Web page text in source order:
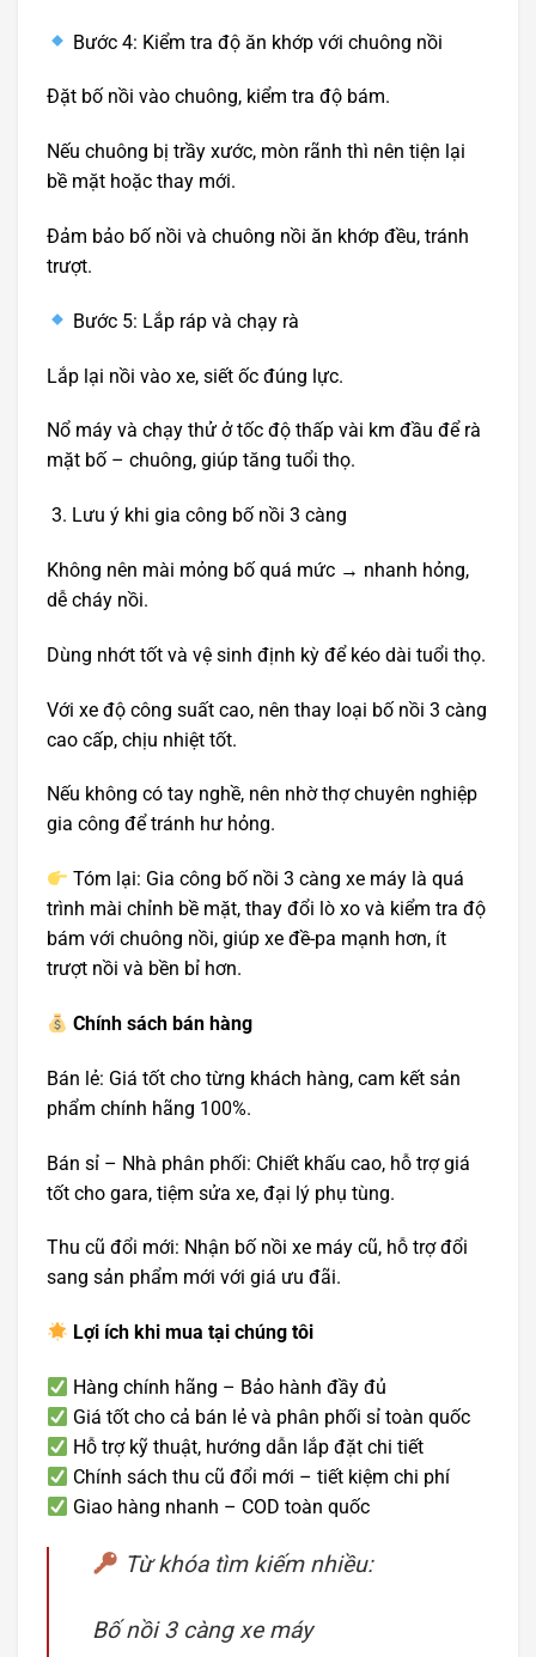
Bước 4: Kiểm tra độ ăn khớp với chuông nồi
Đặt bố nồi vào chuông, kiểm tra độ bám.
Nếu chuông bị trầy xước, mòn rãnh thì nên tiện lại
bề mặt hoặc thay mới.
Đảm bảo bố nồi và chuông nồi ăn khớp đều, tránh
trượt.
Bước 5: Lắp ráp và chạy rà
Lắp lại nồi vào xe, siết ốc đúng lực.
Nổ máy và chạy thử ở tốc độ thấp vài km đầu để rà
mặt bố – chuông, giúp tăng tuổi thọ.
Lưu ý khi gia công bố nồi 3 càng
Không nên mài mỏng bố quá mức → nhanh hỏng,
dễ cháy nồi.
Dùng nhớt tốt và vệ sinh định kỳ để kéo dài tuổi thọ.
Với xe độ công suất cao, nên thay loại bố nồi 3 càng
cao cấp, chịu nhiệt tốt.
Nếu không có tay nghề, nên nhờ thợ chuyên nghiệp
gia công để tránh hư hỏng.
Tóm lại: Gia công bố nồi 3 càng xe máy là quá
trình mài chỉnh bề mặt, thay đổi lò xo và kiểm tra độ
bám với chuông nồi, giúp xe đề-pa mạnh hơn, ít
trượt nồi và bền bỉ hơn.
Chính sách bán hàng
Bán lẻ: Giá tốt cho từng khách hàng, cam kết sản
phẩm chính hãng 100%.
Bán sỉ – Nhà phân phối: Chiết khấu cao, hỗ trợ giá
tốt cho gara, tiệm sửa xe, đại lý phụ tùng.
Thu cũ đổi mới: Nhận bố nồi xe máy cũ, hỗ trợ đổi
sang sản phẩm mới với giá ưu đãi.
Lợi ích khi mua tại chúng tôi
Hàng chính hãng – Bảo hành đầy đủ
Giá tốt cho cả bán lẻ và phân phối sỉ toàn quốc
Hỗ trợ kỹ thuật, hướng dẫn lắp đặt chi tiết
Chính sách thu cũ đổi mới – tiết kiệm chi phí
Giao hàng nhanh – COD toàn quốc
Từ khóa tìm kiếm nhiều:
Bố nồi 3 càng xe máy